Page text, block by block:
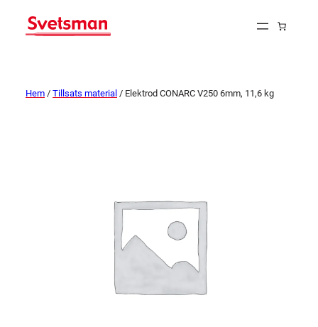
Hem / Tillsats material / Elektrod CONARC V250 6mm, 11,6 kg